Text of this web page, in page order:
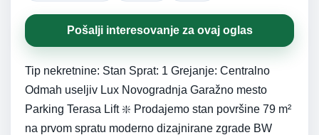
Pošalji interesovanje za ovaj oglas
Tip nekretnine: Stan Sprat: 1 Grejanje: Centralno
Odmah useljiv Lux Novogradnja Garažno mesto
Parking Terasa Lift ❇️ Prodajemo stan površine 79 m²
na prvom spratu moderno dizajnirane zgrade BW